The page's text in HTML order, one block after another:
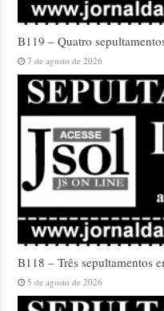
B119 – Quatro
7 de agosto de 2026
B118 – Três sepultamentos
5 de agosto de 2026